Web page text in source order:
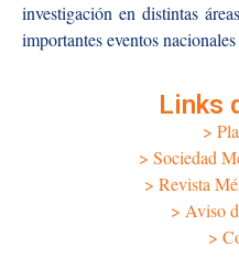
investigación en distintas
importantes eventos
Links
>
> Sociedad
> Revista
> Aviso
>